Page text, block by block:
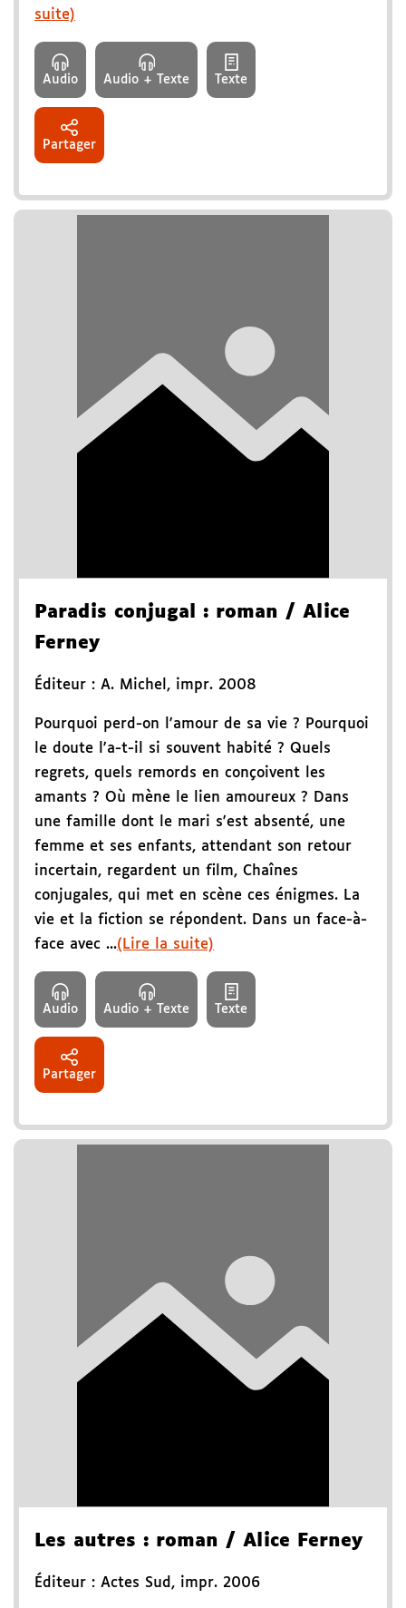
suite)
Audio Audio + Texte Texte
Partager
Paradis conjugal : roman / Alice
Ferney
Éditeur : A. Michel , impr. 2008
Pourquoi perd-on l'amour de sa vie ? Pourquoi
le doute l'a-t-il si souvent habité ? Quels
regrets, quels remords en conçoivent les
amants ? Où mène le lien amoureux ? Dans
une famille dont le mari s'est absenté, une
femme et ses enfants, attendant son retour
incertain, regardent un film, Chaînes
conjugales, qui met en scène ces énigmes. La
vie et la fiction se répondent. Dans un face-à-
face avec ...(Lire la suite)
Audio Audio + Texte Texte
Partager
Les autres : roman / Alice Ferney
Éditeur : Actes Sud , impr. 2006